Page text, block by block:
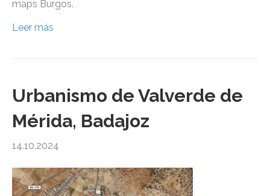
maps Burgos.
Leer más
Urbanismo de Valverde de
Mérida, Badajoz
14.10.2024